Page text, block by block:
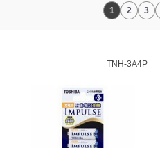
1 2 3
TNH-3A4P